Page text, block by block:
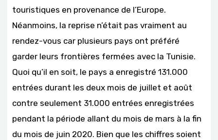
touristiques en provenance de l’Europe.
Néanmoins, la reprise n’était pas vraiment au
rendez-vous car plusieurs pays ont préféré
garder leurs frontières fermées avec la Tunisie.
Quoi qu’il en soit, le pays a enregistré 131.000
entrées durant les deux mois de juillet et août
contre seulement 31.000 entrées enregistrées
pendant la période allant du mois de mars à la fin
du mois de juin 2020. Bien que les chiffres soient